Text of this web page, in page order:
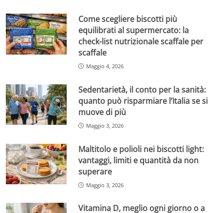
Come scegliere biscotti più
equilibrati al supermercato: la
check-list nutrizionale scaffale per
scaffale
Maggio 4, 2026
Sedentarietà, il conto per la sanità:
quanto può risparmiare l’Italia se si
muove di più
Maggio 3, 2026
Maltitolo e polioli nei biscotti light:
vantaggi, limiti e quantità da non
superare
Maggio 3, 2026
Vitamina D, meglio ogni giorno o a